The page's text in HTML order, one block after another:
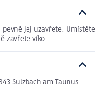
jej uzavřete. Umístěte
zavřete víko.
Sulzbach am Taunus